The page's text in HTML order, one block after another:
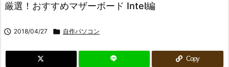
厳選！おすすめマザーボード Intel編
 2018/04/27  自作パソコン
Copy